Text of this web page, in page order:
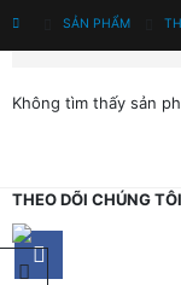
SẢN PHẨM
Không tìm thấy sản
THEO DÕI CHÚNG TÔI